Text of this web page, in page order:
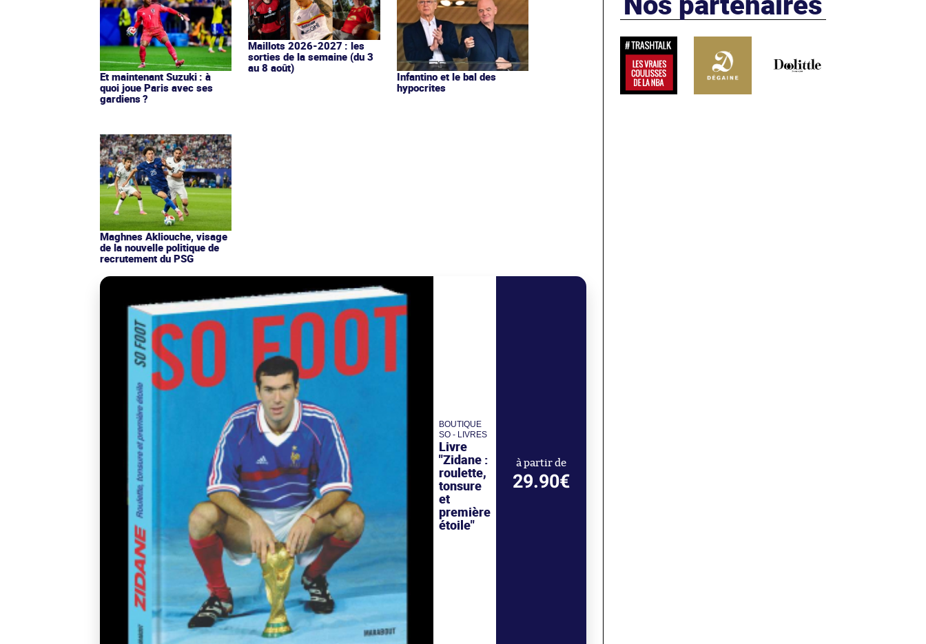
Et maintenant Suzuki : à
quoi joue Paris avec ses
gardiens ?
Maillots 2026-2027 : les
sorties de la semaine (du 3
au 8 août)
Infantino et le bal des
hypocrites
Maghnes Akliouche, visage
de la nouvelle politique de
recrutement du PSG
BOUTIQUE
SO - LIVRES
Livre
"Zidane :
roulette,
tonsure
et
première
étoile"
à partir de
29.90€